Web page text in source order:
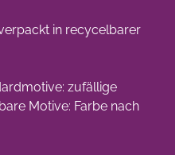
in recycelbarer
zufällige
Motive: Farbe nach